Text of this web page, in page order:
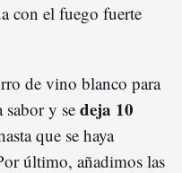
con el fuego fuerte
de vino blanco para
sabor y se deja 10
que se haya
último, añadimos las